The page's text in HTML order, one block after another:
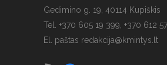
Gedimino g. 19, 40114 Kupiškis
Tel. +370 605 19 399, +370 612 57
El. paštas redakcija@kmintys.lt